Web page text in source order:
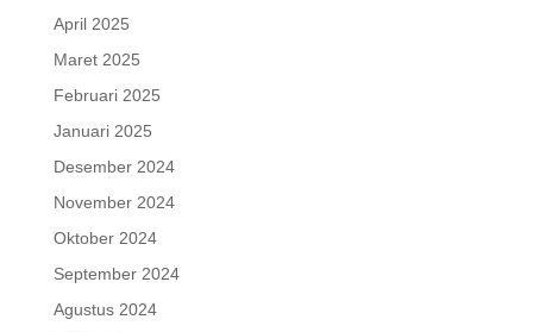
April 2025
Maret 2025
Februari 2025
Januari 2025
Desember 2024
November 2024
Oktober 2024
September 2024
Agustus 2024